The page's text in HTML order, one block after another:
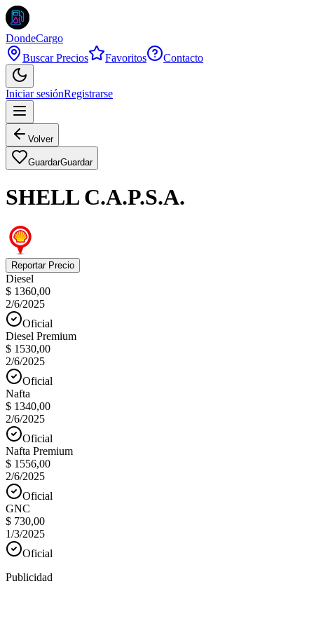
DondeCargo
Buscar Precios
Favoritos Contacto
Iniciar sesiónRegistrarse
Volver
GuardarGuardar
SHELL C.A.P.S.A.
Reportar Precio
Diesel
$ 1360,00
2/6/2025
Oficial
Diesel Premium
$ 1530,00
2/6/2025
Oficial
Nafta
$ 1340,00
2/6/2025
Oficial
Nafta Premium
$ 1556,00
2/6/2025
Oficial
GNC
$ 730,00
1/3/2025
Oficial
Publicidad